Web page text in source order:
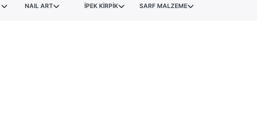
NAIL ART İPEK KİRPİK SARF MALZEME